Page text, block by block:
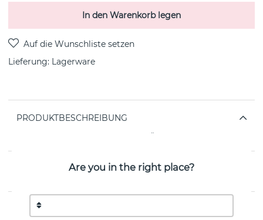
In den Warenkorb legen
Lieferung: Lagerware
PRODUKTBESCHREIBUNG
EIGENSCHAFTENAre you in the right place?